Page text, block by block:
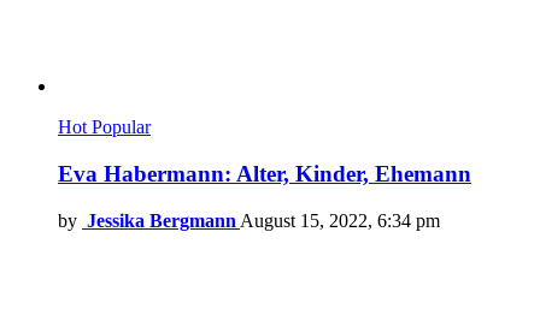
Hot Popular
Eva Habermann: Alter, Kinder, Ehemann
by Jessika Bergmann August 15, 2022, 6:34 pm